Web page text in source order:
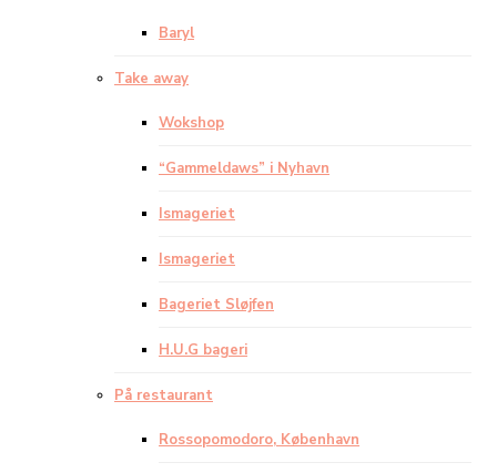
Baryl
Take away
Wokshop
“Gammeldaws” i Nyhavn
Ismageriet
Ismageriet
Bageriet Sløjfen
H.U.G bageri
På restaurant
Rossopomodoro, København